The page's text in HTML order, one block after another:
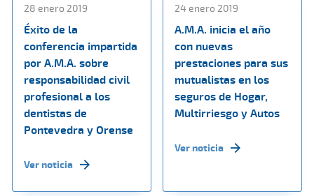
28 enero 2019
Éxito de la
conferencia impartida
por A.M.A. sobre
responsabilidad civil
profesional a los
dentistas de
Pontevedra y Orense
Ver noticia
24 enero 2019
A.M.A. inicia el año
con nuevas
prestaciones para sus
mutualistas en los
seguros de Hogar,
Multirriesgo y Autos
Ver noticia